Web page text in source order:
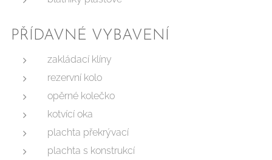
PŘÍDAVNÉ VYBAVENÍ
zakládací klíny
rezervní kolo
opěrné kolečko
kotvící oka
plachta překrývací
plachta s konstrukcí